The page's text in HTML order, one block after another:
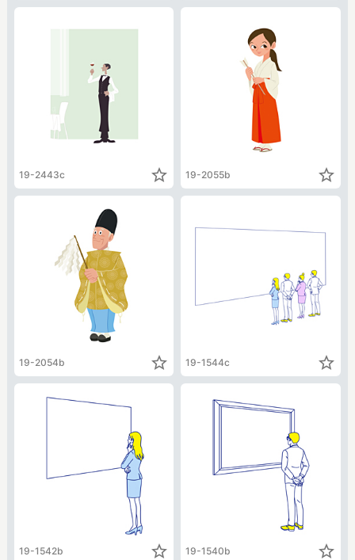
19-2443c star_border 19-2055b star_border
19-2054b star_border 19-1544c star_border
19-1542b star_border 19-1540b star_border